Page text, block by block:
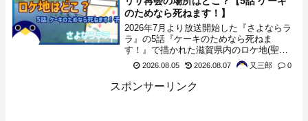
のためなら死ねます！】
2026年7月より放送開始した『さよならラ
ラ』の5話『ケーキのためなら死ねま
す！』で描かれた滋賀県内のロケ地(聖地)
らしき場所の情報をまとめてみました。
2026.08.05 2026.08.07 又三郎 0
スポンサーリンク